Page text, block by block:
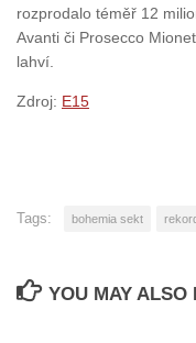
rozprodalo téměř 12
Avanti či Prosecco
lahví.
Zdroj: E15
Tags: bohemia sekt
YOU MAY ALSO